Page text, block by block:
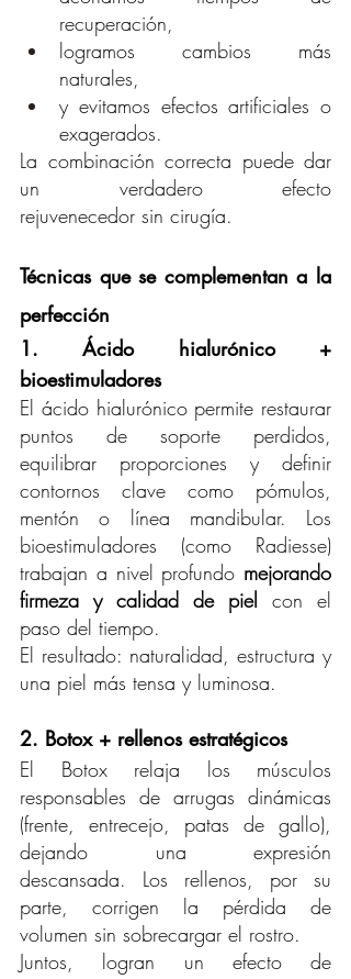
recuperación,
logramos cambios más
naturales,
y evitamos efectos artificiales o
exagerados.
La combinación correcta puede dar
un verdadero efecto
rejuvenecedor sin cirugía.
Técnicas que se complementan a la
perfección
1. Ácido hialurónico +
bioestimuladores
El ácido hialurónico permite restaurar
puntos de soporte perdidos,
equilibrar proporciones y definir
contornos clave como pómulos,
mentón o línea mandibular. Los
bioestimuladores (como Radiesse)
trabajan a nivel profundo mejorando
firmeza y calidad de piel con el
paso del tiempo.
El resultado: naturalidad, estructura y
una piel más tensa y luminosa.
2. Botox + rellenos estratégicos
El Botox relaja los músculos
responsables de arrugas dinámicas
(frente, entrecejo, patas de gallo),
dejando una expresión
descansada. Los rellenos, por su
parte, corrigen la pérdida de
volumen sin sobrecargar el rostro.
Juntos, logran un efecto de